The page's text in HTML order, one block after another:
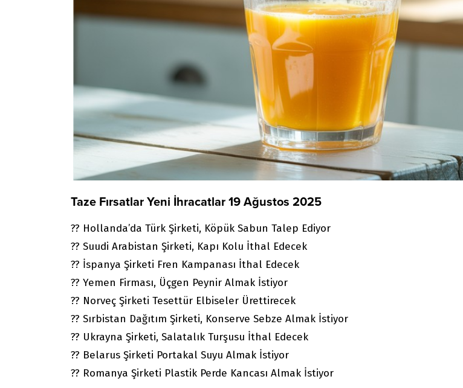
Taze Fırsatlar Yeni İhracatlar 19 Ağustos 2025
?? Hollanda’da Türk Şirketi, Köpük Sabun Talep Ediyor
?? Suudi Arabistan Şirketi, Kapı Kolu İthal Edecek
?? İspanya Şirketi Fren Kampanası İthal Edecek
?? Yemen Firması, Üçgen Peynir Almak İstiyor
?? Norveç Şirketi Tesettür Elbiseler Ürettirecek
?? Sırbistan Dağıtım Şirketi, Konserve Sebze Almak İstiyor
?? Ukrayna Şirketi, Salatalık Turşusu İthal Edecek
?? Belarus Şirketi Portakal Suyu Almak İstiyor
?? Romanya Şirketi Plastik Perde Kancası Almak İstiyor